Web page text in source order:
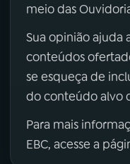
meio das
Sua opinião ajuda
conteúdos
se esqueça de
do conteúdo alvo
Para mais
EBC, acesse a